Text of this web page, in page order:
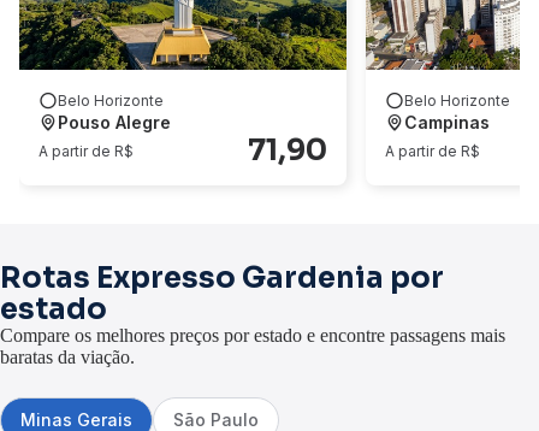
Belo Horizonte
Pouso Alegre
A partir de R$ 71,90
Belo Horizonte
Campinas
A partir de R$
Rotas Expresso Gardenia por
estado
Compare os melhores preços por estado e encontre passagens mais
baratas da viação.
Minas Gerais São Paulo